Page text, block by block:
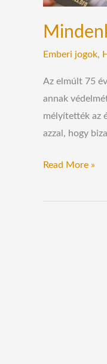
Emberi jogok,
Az elmúlt 75
annak
mélyítették az
azzal, hogy
Read More »